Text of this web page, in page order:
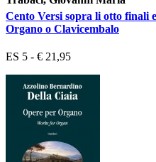
Cento Versi sopra li otto finali
Organo o Clavicembalo
ES 5 - € 21,95